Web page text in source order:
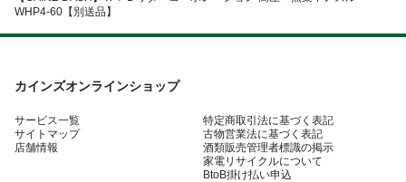
WHP4-60【別送品】
カインズオンラインショップ
サービス一覧
サイトマップ
店舗情報
特定商取引法に基づく表記
古物営業法に基づく表記
酒類販売管理者標識の掲示
家電リサイクルについて
BtoB掛け払い申込